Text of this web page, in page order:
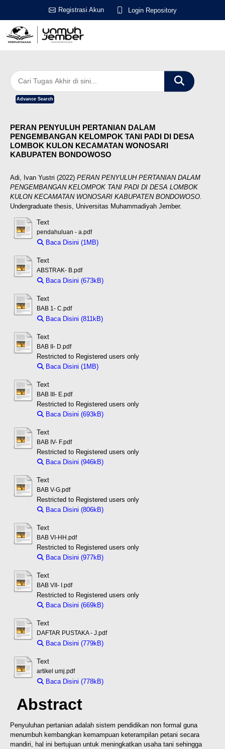
Registrasi Akun Login Repository
Advance Search
PERAN PENYULUH PERTANIAN DALAM
PENGEMBANGAN KELOMPOK TANI PADI DI DESA
LOMBOK KULON KECAMATAN WONOSARI
KABUPATEN BONDOWOSO
Adi, Ivan Yustri (2022) PERAN PENYULUH PERTANIAN DALAM
PENGEMBANGAN KELOMPOK TANI PADI DI DESA LOMBOK
KULON KECAMATAN WONOSARI KABUPATEN BONDOWOSO.
Undergraduate thesis, Universitas Muhammadiyah Jember.
Text
pendahuluan - a.pdf
Baca Disini (1MB)
Text
ABSTRAK- B.pdf
Baca Disini (673kB)
Text
BAB 1- C.pdf
Baca Disini (811kB)
Text
BAB II- D.pdf
Restricted to Registered users only
Baca Disini (1MB)
Text
BAB III- E.pdf
Restricted to Registered users only
Baca Disini (693kB)
Text
BAB IV- F.pdf
Restricted to Registered users only
Baca Disini (946kB)
Text
BAB V-G.pdf
Restricted to Registered users only
Baca Disini (806kB)
Text
BAB VI-HH.pdf
Restricted to Registered users only
Baca Disini (977kB)
Text
BAB VII- I.pdf
Restricted to Registered users only
Baca Disini (669kB)
Text
DAFTAR PUSTAKA - J.pdf
Baca Disini (779kB)
Text
artikel umj.pdf
Baca Disini (778kB)
Abstract
Penyuluhan pertanian adalah sistem pendidikan non formal guna
menumbuh kembangkan kemampuan keterampilan petani secara
mandiri, hal ini bertujuan untuk meningkatkan usaha tani sehingga